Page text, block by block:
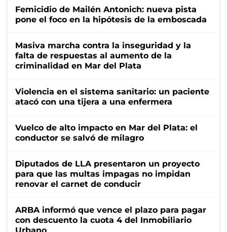
Femicidio de Mailén Antonich: nueva pista
pone el foco en la hipótesis de la emboscada
Masiva marcha contra la inseguridad y la
falta de respuestas al aumento de la
criminalidad en Mar del Plata
Violencia en el sistema sanitario: un paciente
atacó con una tijera a una enfermera
Vuelco de alto impacto en Mar del Plata: el
conductor se salvó de milagro
Diputados de LLA presentaron un proyecto
para que las multas impagas no impidan
renovar el carnet de conducir
ARBA informó que vence el plazo para pagar
con descuento la cuota 4 del Inmobiliario